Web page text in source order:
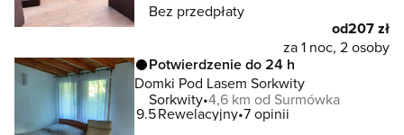
Bez przedpłaty
od207 zł
za 1 noc, 2 osoby
Potwierdzenie do 24 h
Domki Pod Lasem Sorkwity
Sorkwity 4,6 km od Surmówka
9.5Rewelacyjny 7 opinii